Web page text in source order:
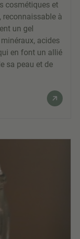
cosmétiques et
reconnaissable à
un gel
acides
en font un allié
sa peau et de